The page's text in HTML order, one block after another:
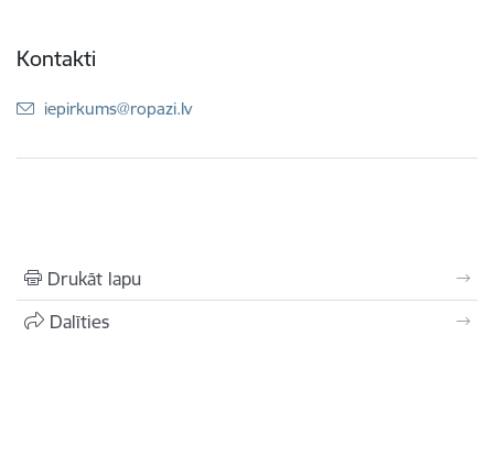
Kontakti
E-pasts:
iepirkums@ropazi.lv
Drukāt lapu
Dalīties